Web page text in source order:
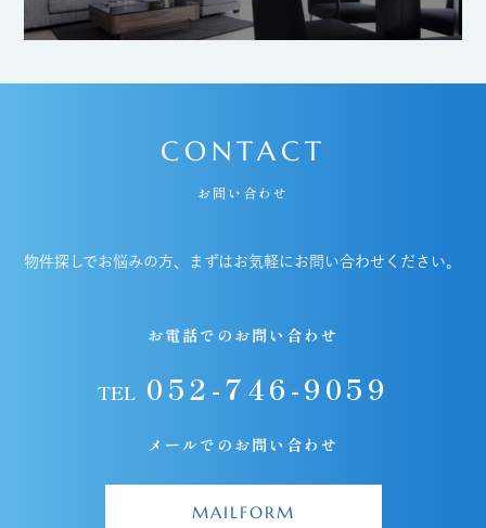
CONTACT
お問い合わせ
物件探しでお悩みの方、まずはお気軽にお問い合わせください。
お電話でのお問い合わせ
TEL052-746-9059
メールでのお問い合わせ
MAILFORM